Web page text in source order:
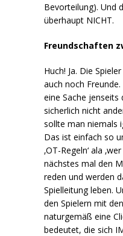
Bevorteilung). Und
überhaupt NICHT.
Freundschaften
Huch! Ja. Die
auch noch
eine Sache jenseits
sicherlich nicht
sollte man niemals
Das ist einfach so
‚OT-Regeln‘ ala
nächstes mal den
reden und werden
Spielleitung leben.
den Spielern mit
naturgemäß eine
bedeutet, die sich